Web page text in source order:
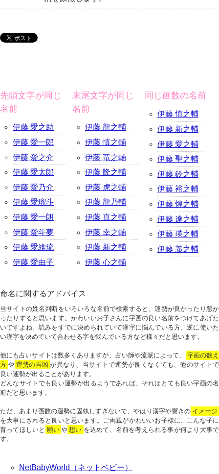
先頭文字が同じ
名前
伊藤 愛之助
伊藤 愛一郎
伊藤 愛之介
伊藤 愛太郎
伊藤 愛乃介
伊藤 愛瑠斗
伊藤 愛一朗
伊藤 愛斗夢
伊藤 愛維琉
伊藤 愛由子
末尾文字が同じ
名前
伊藤 龍之輔
伊藤 慎之輔
伊藤 竜之輔
伊藤 隆之輔
伊藤 虎之輔
伊藤 龍乃輔
伊藤 真之輔
伊藤 幸之輔
伊藤 新之輔
伊藤 心之輔
同じ画数の名前
伊藤 慎之輔
伊藤 新之輔
伊藤 愛之輔
伊藤 聖之輔
伊藤 鈴之輔
伊藤 裕之輔
伊藤 煌之輔
伊藤 達之輔
伊藤 瑛之輔
伊藤 義之輔
命名に関するアドバイス
当サイトの姓名判断をいろいろな名前で検索すると、運勢が良かったり悪か
ったりすると思います。かわいいお子さんに字画の良い名前をつけてあげた
いですよね。読みをすでに決められていて漢字に悩んでいる方、逆に使いた
い漢字を決めていて合わせる字を悩んでいる方など様々だと思います。
他にも占いサイトは数多くありますが、占い師や流派によって、
字画の数え
方 や 運勢の吉凶 が異なり、当サイトで運勢が良くなくても、他のサイトで
良い運勢が出ることがあります。
どんなサイトでも良い運勢が出るようであれば、それはとても良い字画の名
前だと思います。
ただ、あまり画数の運勢に固執しすぎないで、やはり漢字や響きの イメージ
を大事にされると良いと思います。ご両親がかわいいお子様に、こんな子に
育ってほしいと 願い や 想い を込めて、名前を考えられる事が何より大事で
す。
NetBabyWorld（ネットベビー）